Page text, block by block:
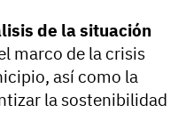
de la situación
marco de la crisis
así como la
la sostenibilidad